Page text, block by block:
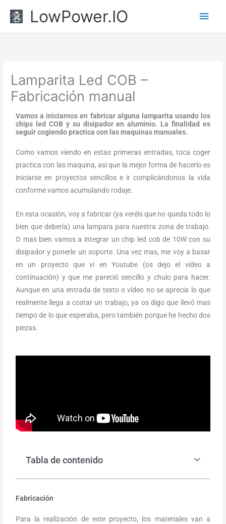
LowPower.IO
Lamparita Led COB –
Fabricación manual
Vamos a iniciarnos en fabricar alguna lamparita usando los
chips led COB y su disipador en aluminio. La finalidad es
seguir cogiendo practica con las maquinas manuales.
Como vamos viendo en estas primeras entradas, toca coger
practica con las maquina, así que la mejor forma de hacerlo es
iniciarse en proyectos sencillos e ir complicándonos la vida
conforme vamos acumulando rodaje.
En esta ocasión, voy a fabricar (ya veréis que no queda todo lo
bien que debería) una lampara para nuestra zona de trabajo.
O mas bien vamos a integrar un chip led cob de 10W con su
disipador y ponerle un soporte. Una vez mas, me voy a basar
en un proyecto que vi en Youtube (os dejo el vídeo a
continuación) y que me pareció sencillo y chulo para hacer.
Aunque en una entrada de texto o vídeo no se aprecia lo que
realmente llega a costar un trabajo, ya os digo que llevó mas
tiempo de lo que esperaba, pero también porque he hecho dos
piezas.
Tabla de contenido
Fabricación
Para la realización de este proyecto, los materiales van a